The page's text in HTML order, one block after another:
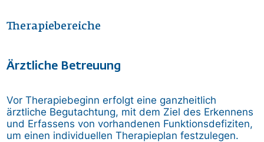
Therapiebereiche
Ärztliche Betreuung
Vor Therapiebeginn erfolgt eine ganzheitlich
ärztliche Begutachtung, mit dem Ziel des Erkennens
und Erfassens von vorhandenen Funktionsdefiziten,
um einen individuellen Therapieplan festzulegen.